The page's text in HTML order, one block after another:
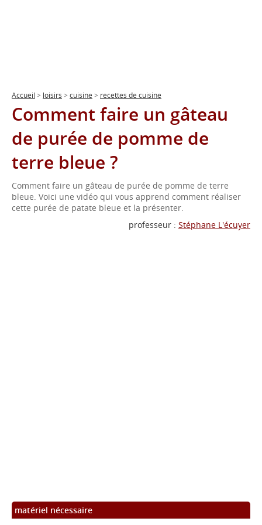
Accueil > loisirs > cuisine > recettes de cuisine
Comment faire un gâteau
de purée de pomme de
terre bleue ?
Comment faire un gâteau de purée de pomme de terre
bleue. Voici une vidéo qui vous apprend comment réaliser
cette purée de patate bleue et la présenter.
professeur : Stéphane L'écuyer
matériel nécessaire